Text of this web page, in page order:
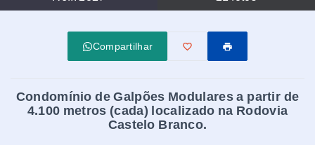
Compartilhar
Condomínio de Galpões Modulares a partir de
4.100 metros (cada) localizado na Rodovia
Castelo Branco.